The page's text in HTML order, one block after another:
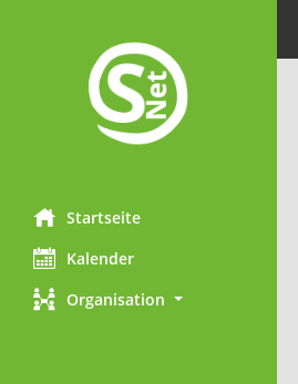
Startseite
Kalender
Organisation